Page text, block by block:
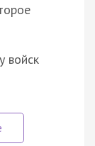
войск